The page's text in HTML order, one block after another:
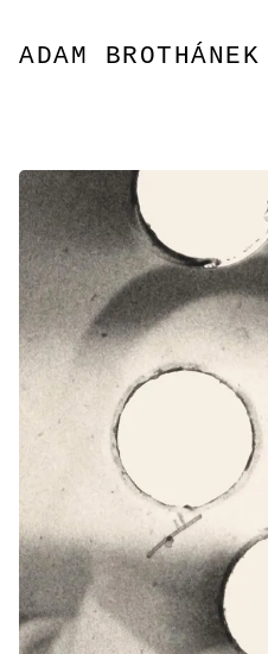
na
obsah
ADAM BROTHÁNEK